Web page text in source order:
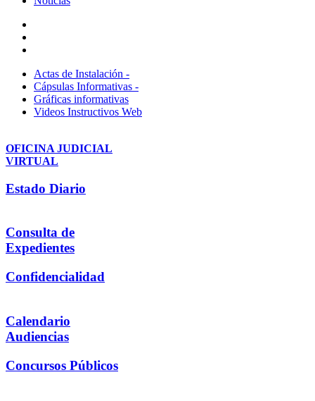
Actas de Instalación -
Cápsulas Informativas -
Gráficas informativas
Videos Instructivos Web
OFICINA JUDICIAL
VIRTUAL
Estado Diario
Consulta de
Expedientes
Confidencialidad
Calendario
Audiencias
Concursos Públicos